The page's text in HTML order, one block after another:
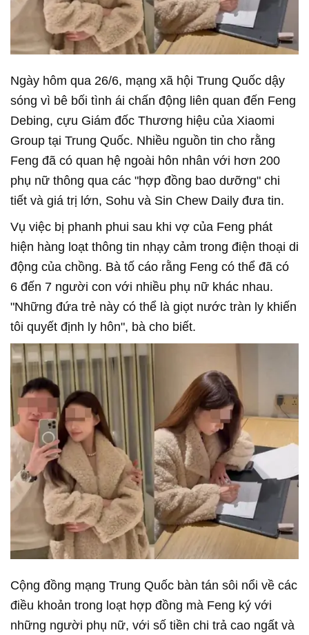
Ngày hôm qua 26/6, mạng xã hội Trung Quốc dậy
sóng vì bê bối tình ái chấn động liên quan đến Feng
Debing, cựu Giám đốc Thương hiệu của Xiaomi
Group tại Trung Quốc. Nhiều nguồn tin cho rằng
Feng đã có quan hệ ngoài hôn nhân với hơn 200
phụ nữ thông qua các "hợp đồng bao dưỡng" chi
tiết và giá trị lớn, Sohu và Sin Chew Daily đưa tin.
Vụ việc bị phanh phui sau khi vợ của Feng phát
hiện hàng loạt thông tin nhạy cảm trong điện thoại di
động của chồng. Bà tố cáo rằng Feng có thể đã có
6 đến 7 người con với nhiều phụ nữ khác nhau.
"Những đứa trẻ này có thể là giọt nước tràn ly khiến
tôi quyết định ly hôn", bà cho biết.
Cộng đồng mạng Trung Quốc bàn tán sôi nổi về các
điều khoản trong loạt hợp đồng mà Feng ký với
những người phụ nữ, với số tiền chi trả cao ngất và